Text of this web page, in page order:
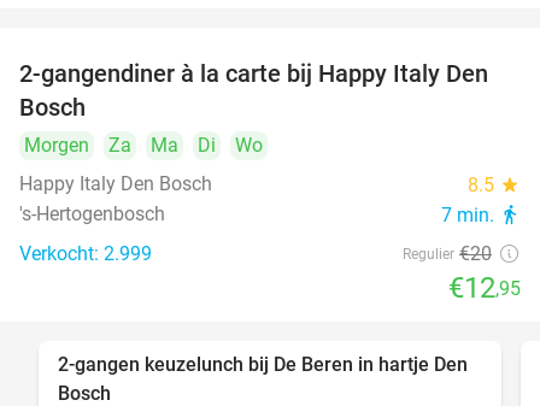
35%
2-gangendiner à la carte bij Happy Italy Den
Bosch
Morgen Za Ma Di
Wo
Happy Italy Den Bosch
8.5 star
's-Hertogenbosch 7 min. directions_walk
Verkocht: 2.999 Regulier €20
€12,95
43%
2-gangen keuzelunch bij De Beren in hartje Den
Bosch